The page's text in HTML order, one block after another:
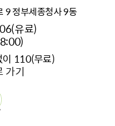
9 정부세종청사 9동
유료)
이 110(무료)
가기